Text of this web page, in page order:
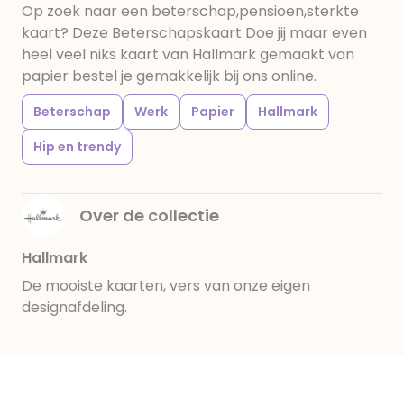
Op zoek naar een beterschap,pensioen,sterkte
kaart? Deze Beterschapskaart Doe jij maar even
heel veel niks kaart van Hallmark gemaakt van
papier bestel je gemakkelijk bij ons online.
Beterschap Werk Papier
Hallmark
Hip en trendy
Over de collectie
Hallmark
De mooiste kaarten, vers van onze eigen
designafdeling.